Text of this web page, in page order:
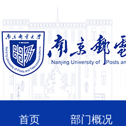
首页 部门概况